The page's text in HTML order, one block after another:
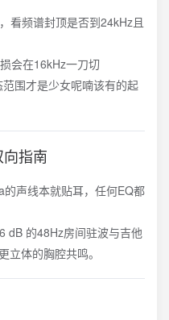
看频谱封顶是否到24kHz且
会在16kHz一刀切
围才是少女呢喃该有的起
指南
声线本就贴耳，任何EQ都
dB 的48Hz房间驻波与吉他
立体的胸腔共鸣。